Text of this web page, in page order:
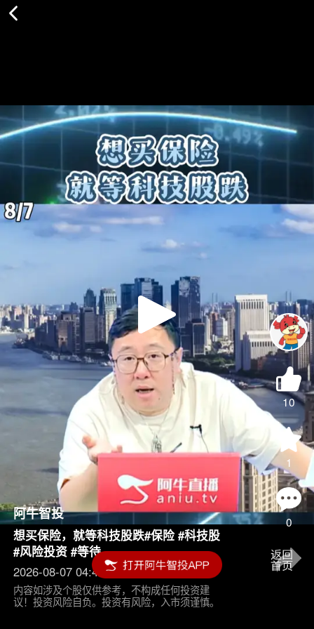
Play
Video
10
1
0
阿牛智投
想买保险，就等科技股跌#保险 #科技股
#风险投资 #等待
2026-08-07 04:45
内容如涉及个股仅供参考，不构成任何投资建
议！投资风险自负。投资有风险，入市须谨慎。